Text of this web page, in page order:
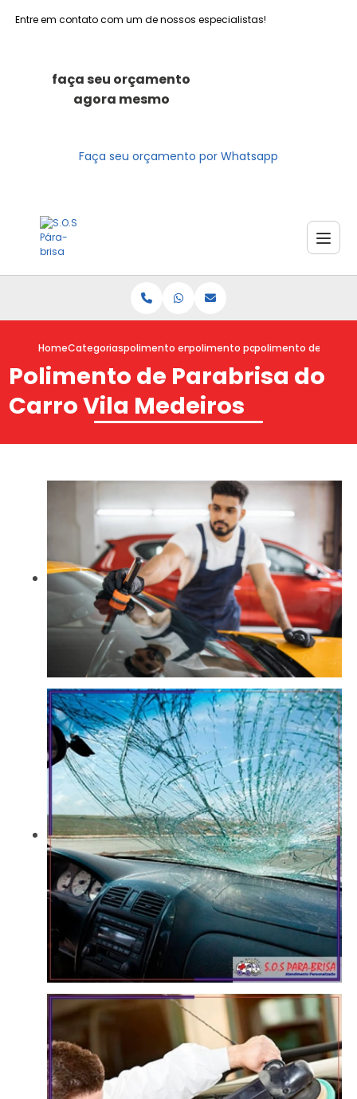
Entre em contato com um de nossos especialistas!
faça seu orçamento
agora mesmo
Faça seu orçamento por Whatsapp
HomeCategoriaspolimento em parabrisaspolimento parabrisa riscado
polimento de
Polimento de Parabrisa do
Carro Vila Medeiros